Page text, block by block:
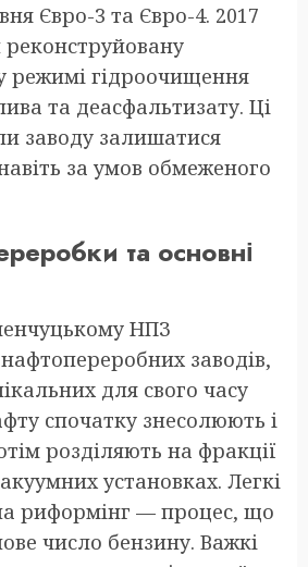
Євро-3 та Євро-4. 2017
режимі гідроочищення
та деасфальтизату. Ці
заводу залишатися
за умов обмеженого
та основні
НПЗ
заводів,
для свого часу
спочатку знесолюють і
розділяють на фракції
установках. Легкі
риформінг — процес, що
число бензину. Важкі